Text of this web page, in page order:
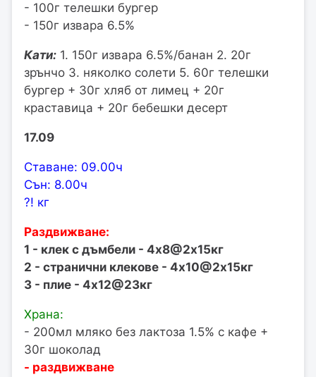
- 100г телешки бургер
- 150г извара 6.5%
Кати: 1. 150г извара 6.5%/банан 2. 20г
зрънчо 3. няколко солети 5. 60г телешки
бургер + 30г хляб от лимец + 20г
краставица + 20г бебешки десерт
17.09
Ставане: 09.00ч
Сън: 8.00ч
?! кг
Раздвижване:
1 - клек с дъмбели - 4х8@2х15кг
2 - странични клекове - 4х10@2х15кг
3 - плие - 4х12@23кг
Храна:
- 200мл мляко без лактоза 1.5% с кафе +
30г шоколад
- раздвижване